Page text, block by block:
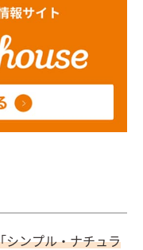
シンプル・ナチュラ